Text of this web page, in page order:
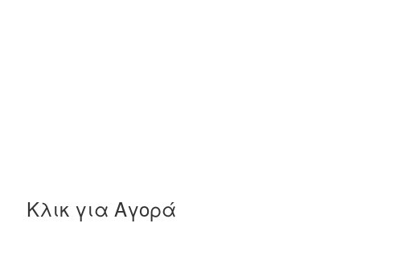
Κλικ για Αγορά